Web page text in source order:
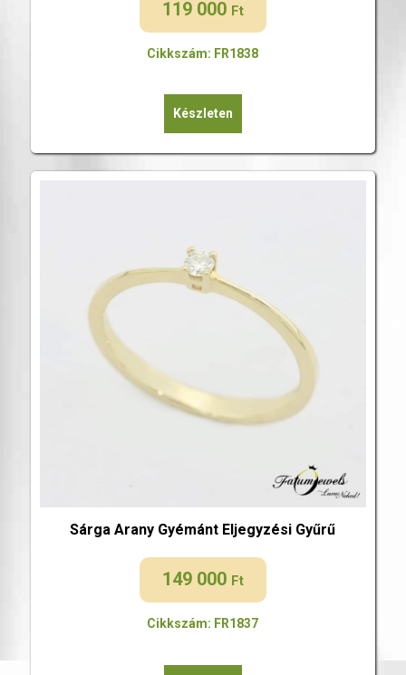
119 000 Ft
Cikkszám: FR1838
Készleten
Sárga Arany Gyémánt Eljegyzési Gyűrű
149 000 Ft
Cikkszám: FR1837